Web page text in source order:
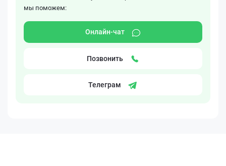
мы поможем:
Онлайн-чат
Позвонить
Телеграм